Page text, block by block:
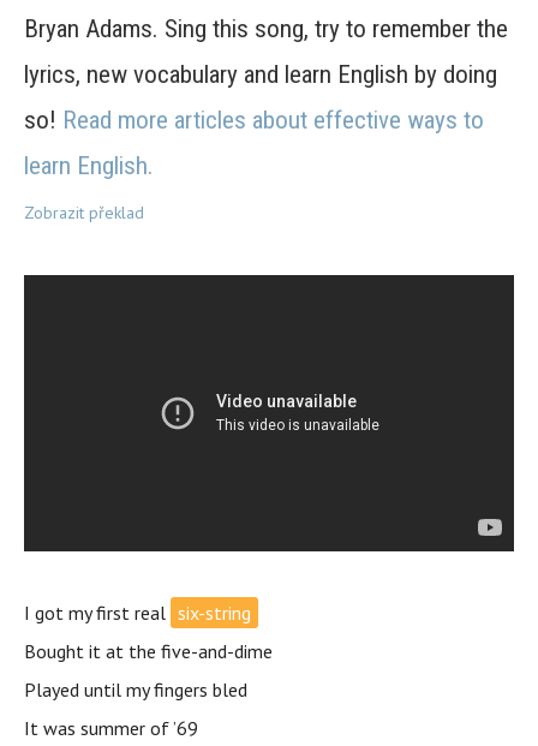
Bryan Adams. Sing this song, try to remember the
lyrics, new vocabulary and learn English by doing
so! Read more articles about effective ways to
learn English.
Zobrazit překlad
I got my first real six-string
Bought it at the five-and-dime
Played until my fingers bled
It was summer of ’69